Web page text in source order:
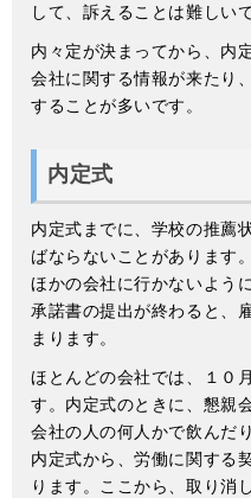
して、訴えることは難しいで
内々定が決まってから、内
会社に関する情報が来たり
することが多いです。
内定式
内定式までに、学校の推薦
ばならないことがあります
ほかの会社に行かないよう
承諾書の提出が終わると、
まります。
ほとんどの会社では、１０
す。内定式のときに、懇親
会社の人の何人かで飲んだ
内定式から、労働に関する
ります。ここから、取り消